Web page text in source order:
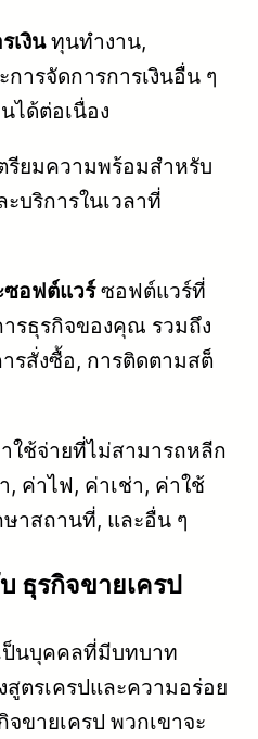
เงินทุนทำงาน,
ารจัดการการเงินอื่น ๆ
ได้ต่อเนื่อง
รียมความพร้อมสำหรับ
บริการในเวลาที่
ซอฟต์แวร์ซอฟต์แวร์ที่
รธุรกิจของคุณ รวมถึง
รสั่งซื้อ, การติดตามสต็
ใช้จ่ายที่ไม่สามารถหลีก
, ค่าไฟ, ค่าเช่า, ค่าใช้
าสถานที่, และอื่น ๆ
ธุรกิจขายเครป
ป็นบุคคลที่มีบทบาท
ตรเครปและความอร่อย
ขายเครป พวกเขาจะ